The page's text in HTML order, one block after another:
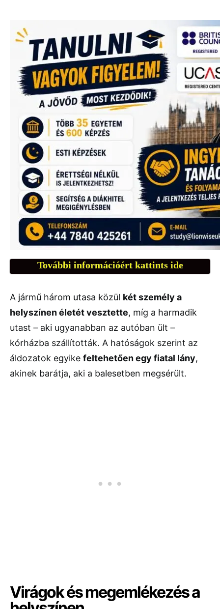
További információért kattints ide
A jármű három utasa közül két személy a
helyszínen életét vesztette, míg a harmadik
utast – aki ugyanabban az autóban ült –
kórházba szállították. A hatóságok szerint az
áldozatok egyike feltehetően egy fiatal lány,
akinek barátja, aki a balesetben megsérült.
Virágok és megemlékezés a